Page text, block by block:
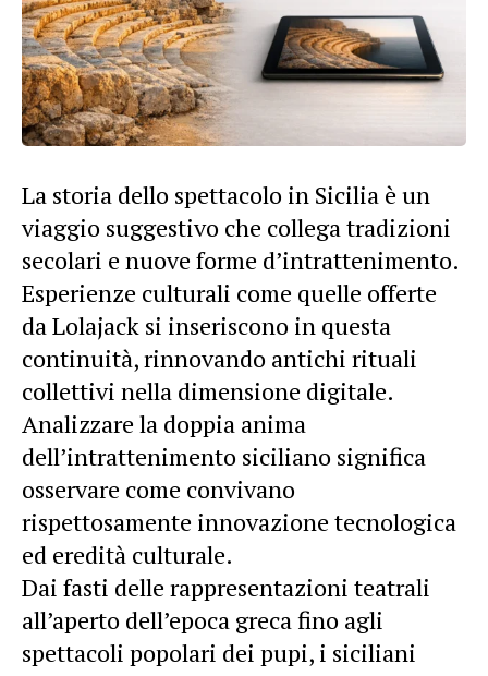
La storia dello spettacolo in Sicilia è un
viaggio suggestivo che collega tradizioni
secolari e nuove forme d’intrattenimento.
Esperienze culturali come quelle offerte
da Lolajack si inseriscono in questa
continuità, rinnovando antichi rituali
collettivi nella dimensione digitale.
Analizzare la doppia anima
dell’intrattenimento siciliano significa
osservare come convivano
rispettosamente innovazione tecnologica
ed eredità culturale.
Dai fasti delle rappresentazioni teatrali
all’aperto dell’epoca greca fino agli
spettacoli popolari dei pupi, i siciliani